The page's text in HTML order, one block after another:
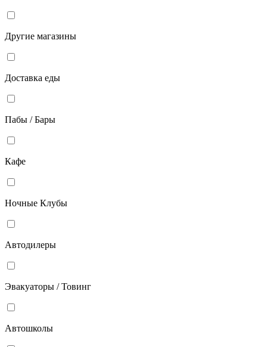
Другие магазины
Доставка еды
Пабы / Бары
Кафе
Ночные Клубы
Автодилеры
Эвакуаторы / Товинг
Автошколы